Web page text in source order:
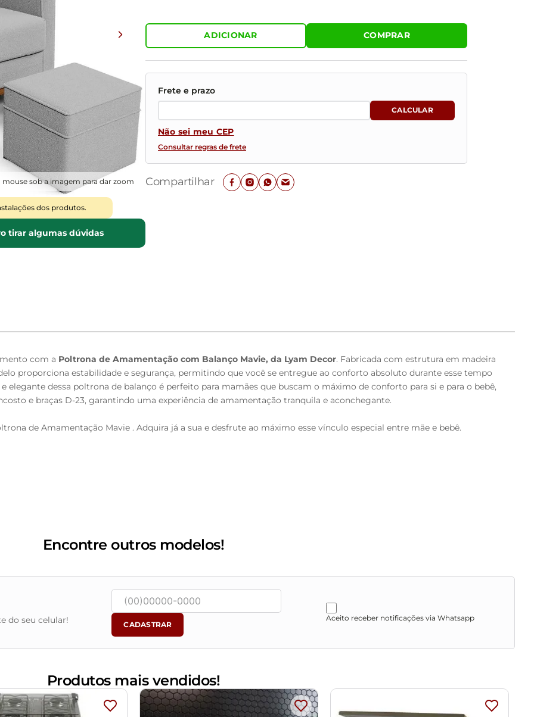
Baú Organizador
Ver todos
mouse sob a imagem para dar zoom
dos produtos.
tirar algumas dúvidas
ADICIONAR COMPRAR
Não sei meu CEP
Consultar regras de frete
Compartilhar
com a Poltrona de Amamentação com Balanço Mavie, da Lyam Decor. Fabricada com estrutura em madeira
proporciona estabilidade e segurança, permitindo que você se entregue ao conforto absoluto durante esse tempo
dessa poltrona de balanço é perfeito para mamães que buscam o máximo de conforto para si e para o bebê,
e braças D-23, garantindo uma experiência de amamentação tranquila e aconchegante.
de Amamentação Mavie . Adquira já a sua e desfrute ao máximo esse vínculo especial entre mãe e bebê.
Encontre outros modelos!
do seu celular! CADASTRAR
Aceito receber notificações via Whatsapp
Produtos mais vendidos!